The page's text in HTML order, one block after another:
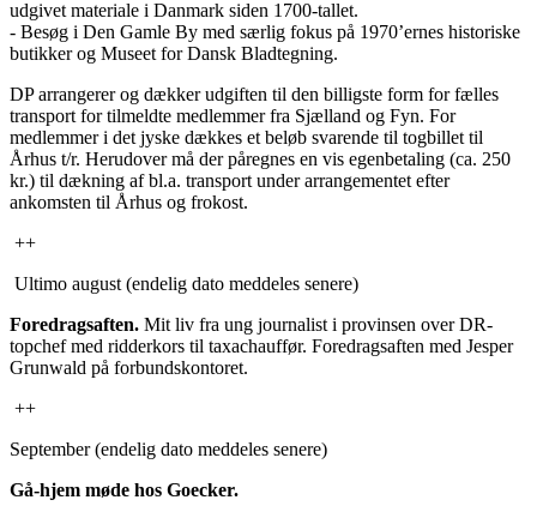
udgivet materiale i Danmark siden 1700-tallet.
- Besøg i Den Gamle By med særlig fokus på 1970’ernes historiske
butikker og Museet for Dansk Bladtegning.
DP arrangerer og dækker udgiften til den billigste form for fælles
transport for tilmeldte medlemmer fra Sjælland og Fyn. For
medlemmer i det jyske dækkes et beløb svarende til togbillet til
Århus t/r. Herudover må der påregnes en vis egenbetaling (ca. 250
kr.) til dækning af bl.a. transport under arrangementet efter
ankomsten til Århus og frokost.
++
Ultimo august (endelig dato meddeles senere)
Foredragsaften. Mit liv fra ung journalist i provinsen over DR-
topchef med ridderkors til taxachauffør. Foredragsaften med Jesper
Grunwald på forbundskontoret.
++
September (endelig dato meddeles senere)
Gå-hjem møde hos Goecker.